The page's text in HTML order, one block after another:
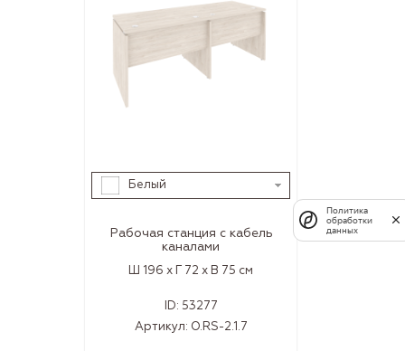
Белый
Рабочая станция с кабель
каналами
Ш 196 x Г 72 x В 75 см
ID: 53277
Артикул: O.RS-2.1.7
Политика
обработки
данных